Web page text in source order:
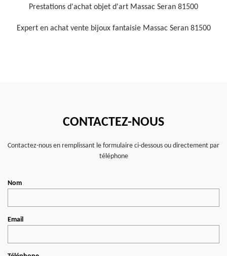
Prestations d'achat objet d'art Massac Seran 81500
Expert en achat vente bijoux fantaisie Massac Seran 81500
CONTACTEZ-NOUS
Contactez-nous en remplissant le formulaire ci-dessous ou directement par
téléphone
Nom
Email